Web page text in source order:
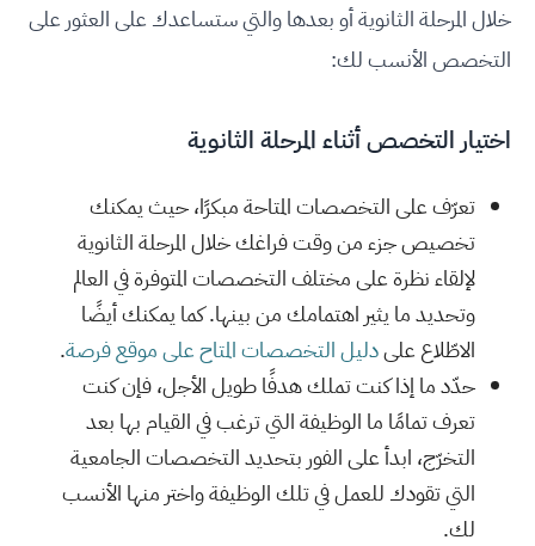
خلال المرحلة الثانوية أو بعدها والتي ستساعدك على العثور على
التخصص الأنسب لك:
اختيار التخصص أثناء المرحلة الثانوية
تعرّف على التخصصات المتاحة مبكرًا، حيث يمكنك
تخصيص جزء من وقت فراغك خلال المرحلة الثانوية
لإلقاء نظرة على مختلف التخصصات المتوفرة في العالم
وتحديد ما يثير اهتمامك من بينها. كما يمكنك أيضًا
الاطّلاع علىدليل التخصصات المتاح على موقع فرصة.
حدّد ما إذا كنت تملك هدفًا طويل الأجل، فإن كنت
تعرف تمامًا ما الوظيفة التي ترغب في القيام بها بعد
التخرّج، ابدأ على الفور بتحديد التخصصات الجامعية
التي تقودك للعمل في تلك الوظيفة واختر منها الأنسب
لك.